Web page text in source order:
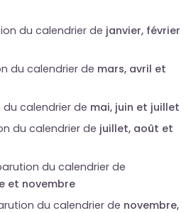
du calendrier de janvier, février
du calendrier de mars, avril et
calendrier de mai, juin et juillet
du calendrier de juillet, août et
du calendrier de
et novembre
du calendrier de novembre,